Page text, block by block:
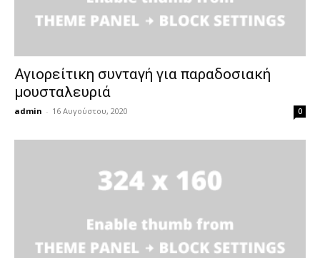
Αγιορείτικη συνταγή για παραδοσιακή
μουσταλευριά
admin - 16 Αυγούστου, 2020 0